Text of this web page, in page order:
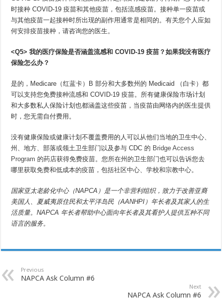
时接种 COVID-19 疫苗和其他疫苗，包括流感疫苗。接种单一疫苗或
与其他疫苗一起接种时所出现的副作用通常是相同的。有关您个人应如
何安排疫苗接种，请咨询您的医生。
<Q5>我的医疗保险是否涵盖流感和 COVID-19疫苗？如果我没有医疗
保险怎么办？
是的，Medicare（红蓝卡）B 部分和大多数州的 Medicaid （白卡）都
可以支持您免费接种流感和 COVID-19 疫苗。所有健康保险市场计划
和大多数私人保险计划也都涵盖这些疫苗，当疫苗由网络内的医生提供
时，您无需自付费用。
没有健康保险或健康计划不覆盖费用的人可以从他们当地的卫生中心、
州、地方、部落或领土卫生部门以及参与 CDC 的 Bridge Access
Program 的药店获得免费疫苗。您所在州的卫生部门也可以告诉您去
哪里获取免费和低成本的疫苗，包括社区中心、学校和宗教中心。
国家亚太老龄化中心（NAPCA ）是一个非营利组织，致力于改善亚裔
美国人、夏威夷原住民和太平洋岛民（AANHPI ）年长者及其家人的生
活质量。NAPCA 年长者帮助中心面向年长者及其看护人提供五种不同
语言的服务。
Previous
NAPCA Ask Column #6
Next
NAPCA Ask Column #6